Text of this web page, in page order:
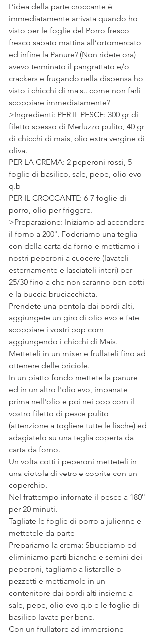
L’idea della parte croccante è
immediatamente arrivata quando ho
visto per le foglie del Porro fresco
fresco sabato mattina all’ortomercato
ed infine la Panure? (Non ridete ora)
avevo terminato il pangrattato e/o
crackers e frugando nella dispensa ho
visto i chicchi di mais.. come non farli
scoppiare immediatamente?
>Ingredienti: PER IL PESCE: 300 gr di
filetto spesso di Merluzzo pulito, 40 gr
di chicchi di mais, olio extra vergine di
oliva.
PER LA CREMA: 2 peperoni rossi, 5
foglie di basilico, sale, pepe, olio evo
q.b
PER IL CROCCANTE: 6-7 foglie di
porro, olio per friggere.
>Preparazione: Iniziamo ad accendere
il forno a 200°. Foderiamo una teglia
con della carta da forno e mettiamo i
nostri peperoni a cuocere (lavateli
esternamente e lasciateli interi) per
25/30 fino a che non saranno ben cotti
e la buccia bruciacchiata.
Prendete una pentola dai bordi alti,
aggiungete un giro di olio evo e fate
scoppiare i vostri pop corn
aggiungendo i chicchi di Mais.
Metteteli in un mixer e frullateli fino ad
ottenere delle briciole.
In un piatto fondo mettete la panure
ed in un altro l'olio evo, impanate
prima nell'olio e poi nei pop corn il
vostro filetto di pesce pulito
(attenzione a togliere tutte le lische) ed
adagiatelo su una teglia coperta da
carta da forno.
Un volta cotti i peperoni metteteli in
una ciotola di vetro e coprite con un
coperchio.
Nel frattempo infornate il pesce a 180°
per 20 minuti.
Tagliate le foglie di porro a julienne e
mettetele da parte
Prepariamo la crema: Sbucciamo ed
eliminiamo parti bianche e semini dei
peperoni, tagliamo a listarelle o
pezzetti e mettiamole in un
contenitore dai bordi alti insieme a
sale, pepe, olio evo q.b e le foglie di
basilico lavate per bene.
Con un frullatore ad immersione